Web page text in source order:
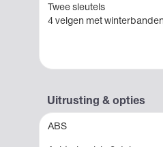
Twee sleutels
4 velgen met winterbanden
Uitrusting & opties
ABS